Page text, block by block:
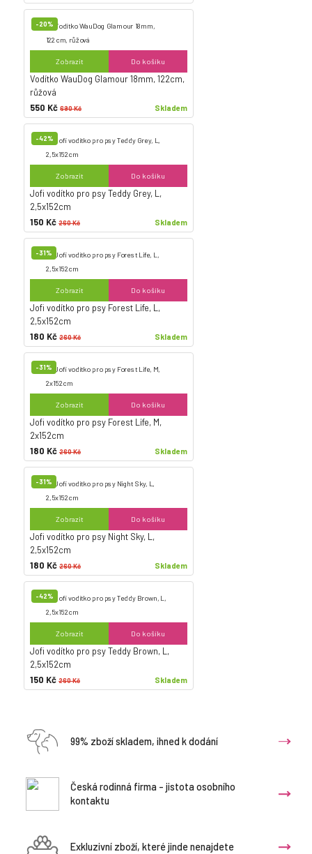
-20%
Zobrazit Do košíku
Vodítko WauDog Glamour 18mm, 122cm,
růžová
550 Kč 690 Kč Skladem
-42%
Zobrazit Do košíku
Jofi vodítko pro psy Teddy Grey, L,
2,5x152cm
150 Kč 260 Kč Skladem
-31%
Zobrazit Do košíku
Jofi vodítko pro psy Forest Life, L,
2,5x152cm
180 Kč 260 Kč Skladem
-31%
Zobrazit Do košíku
Jofi vodítko pro psy Forest Life, M,
2x152cm
180 Kč 260 Kč Skladem
-31%
Zobrazit Do košíku
Jofi vodítko pro psy Night Sky, L,
2,5x152cm
180 Kč 260 Kč Skladem
-42%
Zobrazit Do košíku
Jofi vodítko pro psy Teddy Brown, L,
2,5x152cm
150 Kč 260 Kč Skladem
99% zboží skladem, ihned k dodání
Česká rodinná firma - jistota osobního
kontaktu
Exkluzivní zboží, které jinde nenajdete